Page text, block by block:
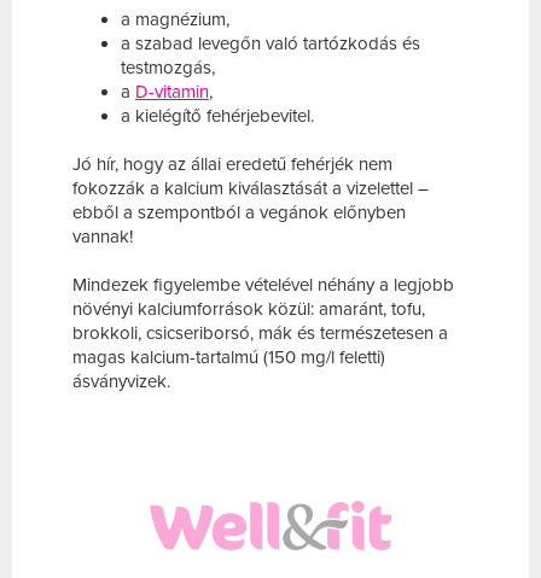
a magnézium,
a szabad levegőn való tartózkodás és
testmozgás,
a D-vitamin,
a kielégítő fehérjebevitel.
Jó hír, hogy az állai eredetű fehérjék nem
fokozzák a kalcium kiválasztását a vizelettel –
ebből a szempontból a vegánok előnyben
vannak!
Mindezek figyelembe vételével néhány a legjobb
növényi kalciumforrások közül: amaránt, tofu,
brokkoli, csicseriborsó, mák és természetesen a
magas kalcium-tartalmú (150 mg/l feletti)
ásványvizek.